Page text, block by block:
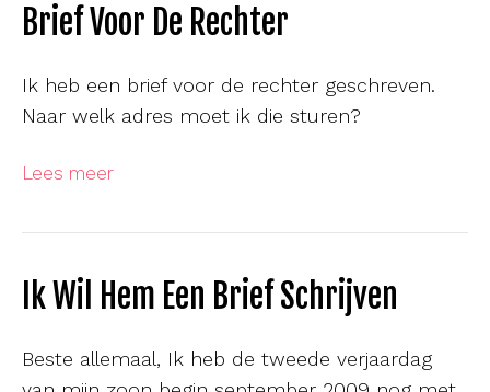
Brief Voor De Rechter
Ik heb een brief voor de rechter geschreven.
Naar welk adres moet ik die sturen?
Lees meer
Ik Wil Hem Een Brief Schrijven
Beste allemaal, Ik heb de tweede verjaardag